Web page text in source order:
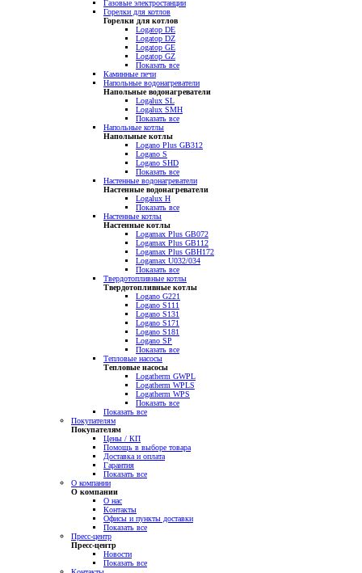
Газовые электростанции
Горелки для котлов
Горелки для котлов
Logatop DE
Logatop DZ
Logatop GE
Logatop GZ
Показать все
Каминные печи
Напольные водонагреватели
Напольные водонагреватели
Logalux SL
Logalux SMH
Показать все
Напольные котлы
Напольные котлы
Logano Plus GB312
Logano S
Logano SHD
Показать все
Настенные водонагреватели
Настенные водонагреватели
Logalux H
Показать все
Настенные котлы
Настенные котлы
Logamax Plus GB072
Logamax Plus GB112
Logamax Plus GBH172
Logamax U032/034
Показать все
Твердотопливные котлы
Твердотопливные котлы
Logano G221
Logano S111
Logano S131
Logano S171
Logano S181
Logano SP
Показать все
Тепловые насосы
Тепловые насосы
Logatherm GWPL
Logatherm WPLS
Logatherm WPS
Показать все
Показать все
Покупателям
Покупателям
Цены / КП
Помощь в выборе товара
Доставка и оплата
Гарантия
Показать все
О компании
О компании
О нас
Контакты
Офисы и пункты доставки
Показать все
Пресс-центр
Пресс-центр
Новости
Показать все